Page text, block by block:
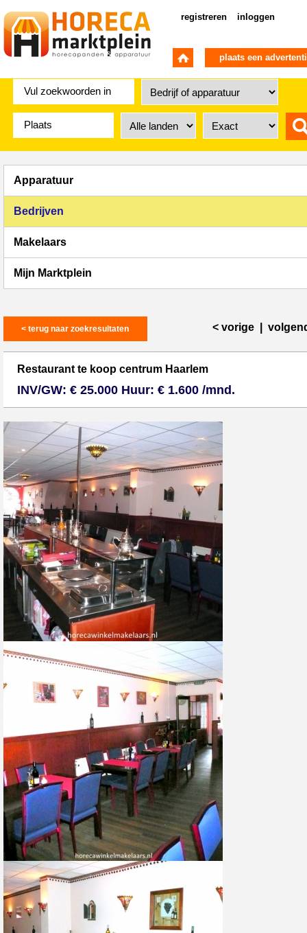
registreren inloggen
plaats een
Apparatuur
Bedrijven
Makelaars
Mijn Marktplein
< terug naar zoekresultaten < vorige
Restaurant te koop centrum Haarlem
INV/GW: € 25.000 Huur: € 1.600 /mnd.